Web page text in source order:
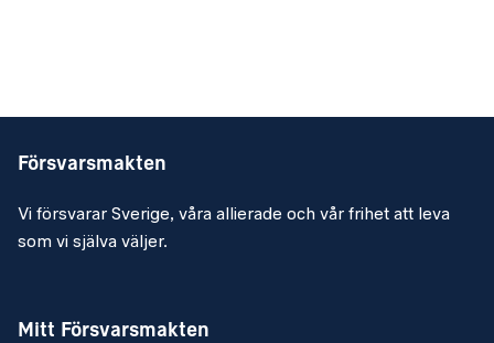
Försvarsmakten
Vi försvarar Sverige, våra allierade och vår frihet att leva
som vi själva väljer.
Mitt Försvarsmakten